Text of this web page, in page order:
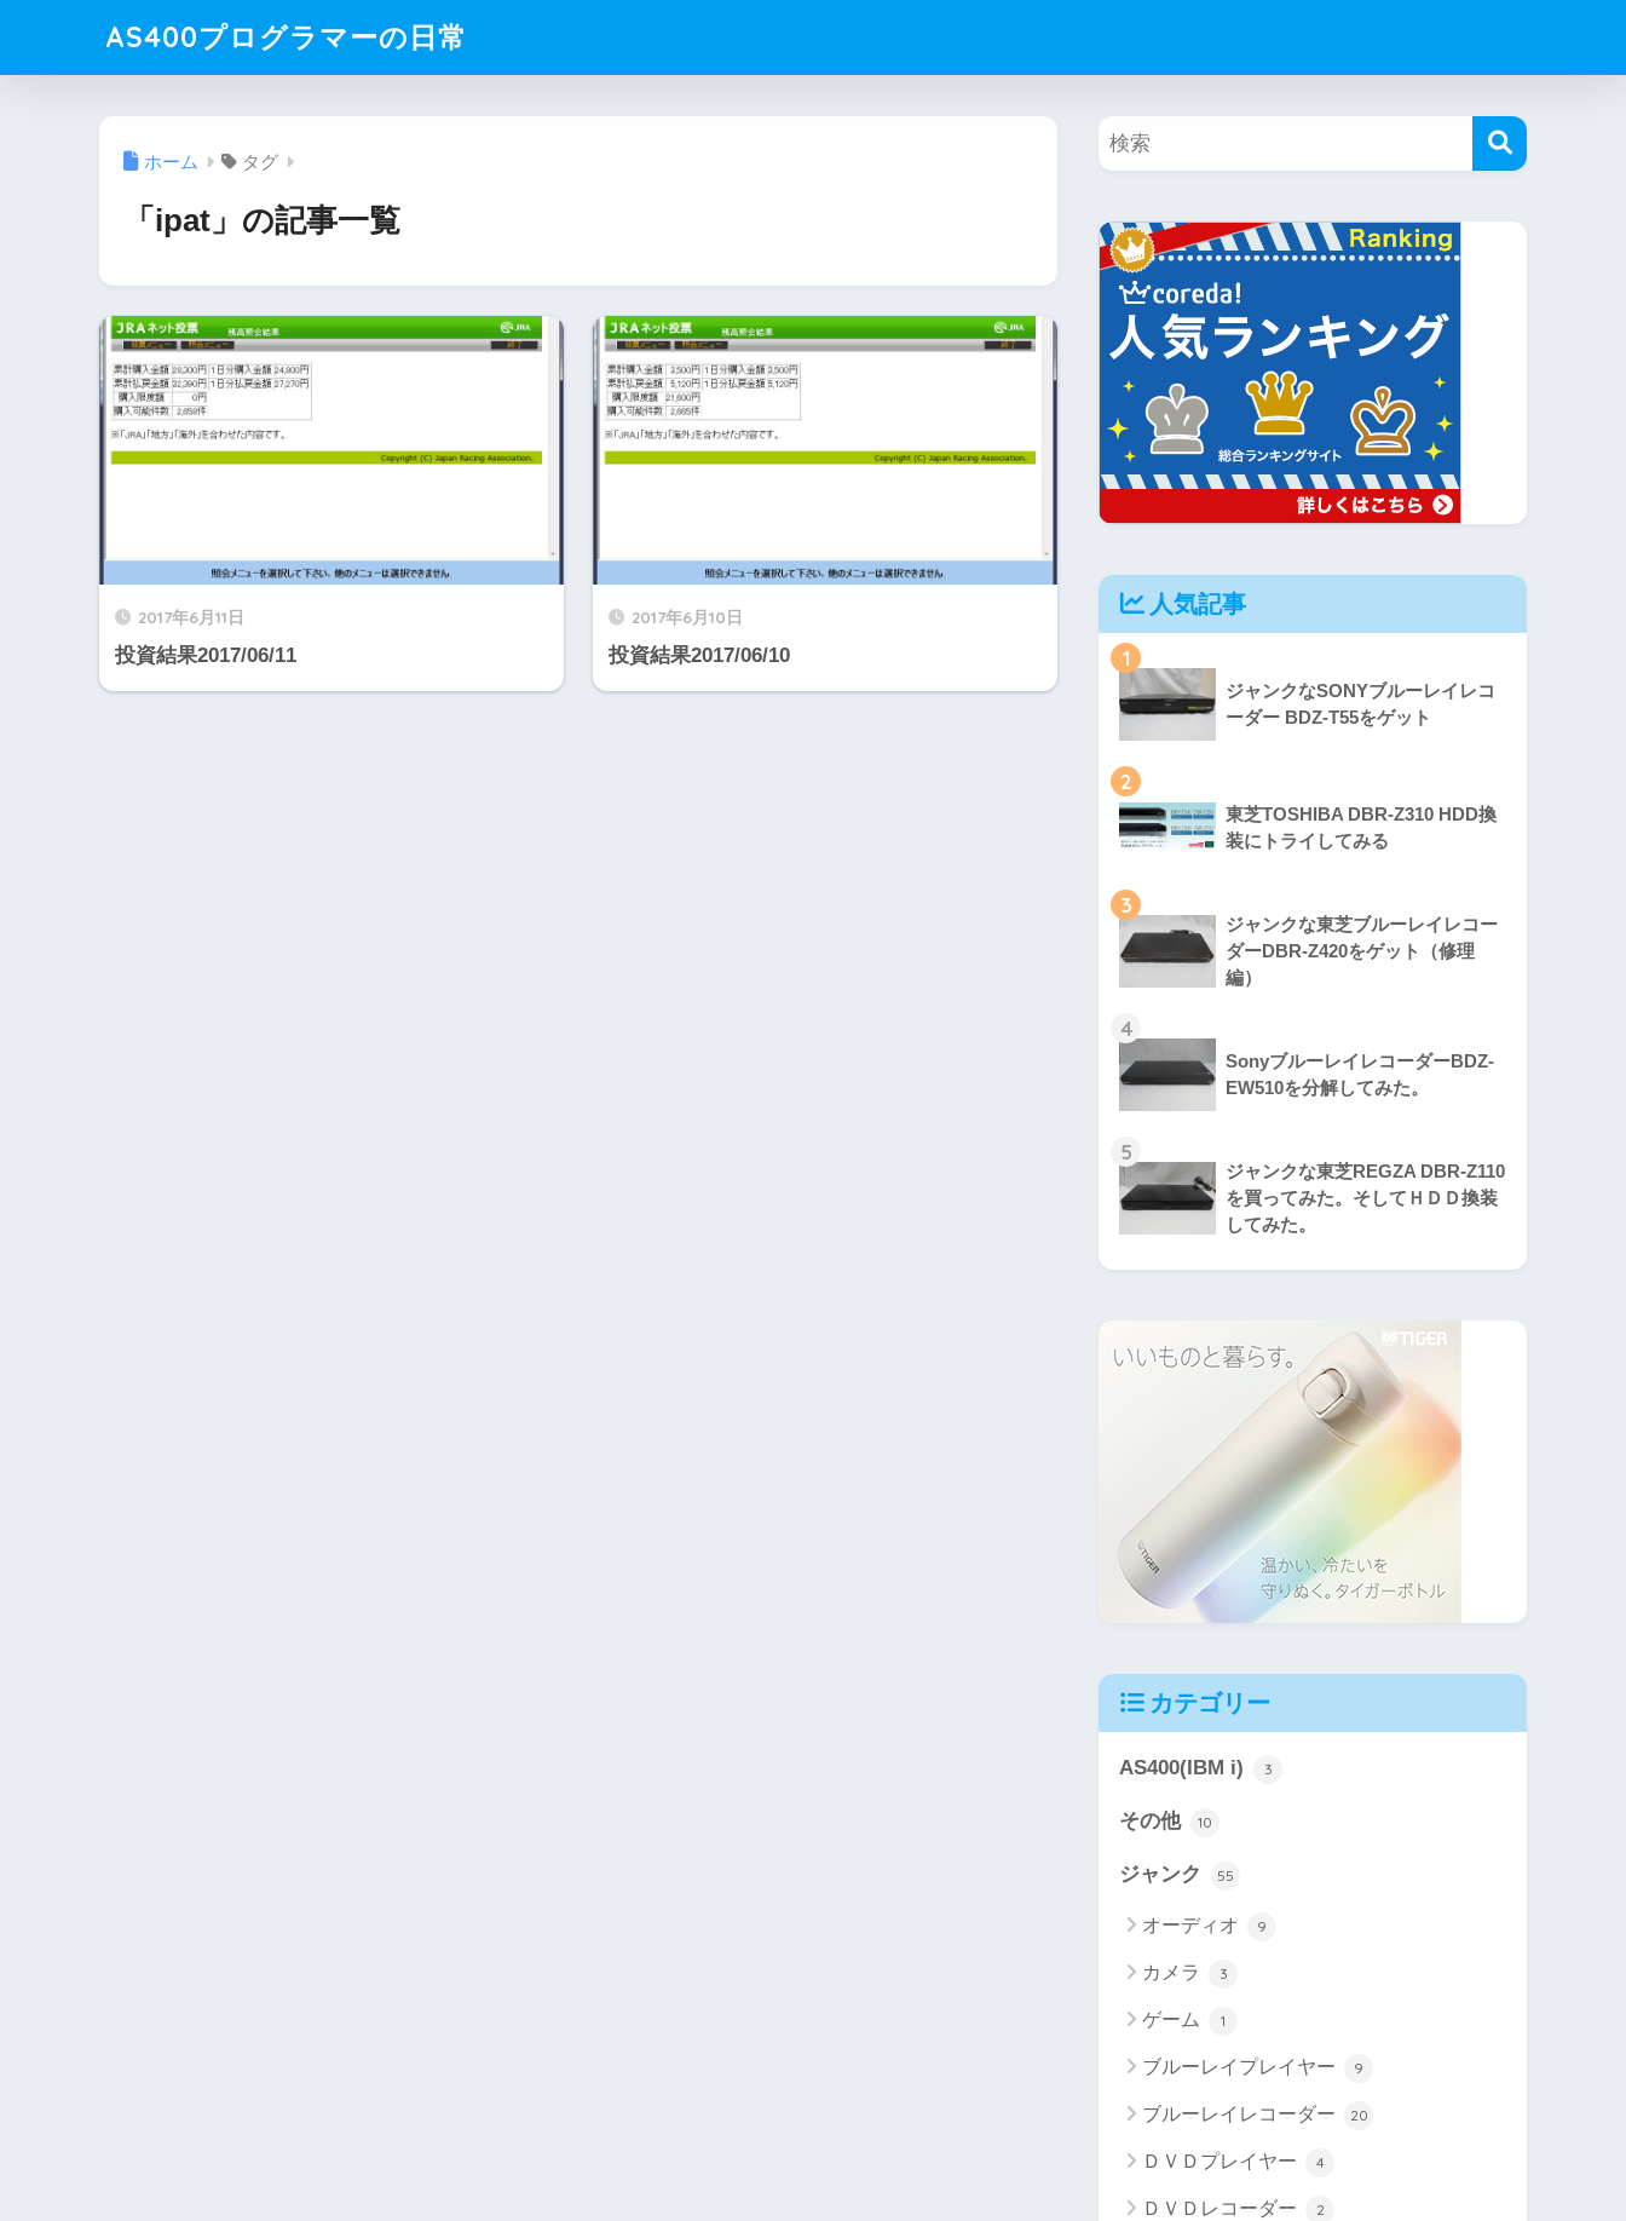
AS400プログラマーの日常
ホーム タグ
「ipat」の記事一覧
2017年6月11日
投資結果2017/06/11
2017年6月10日
投資結果2017/06/10
人気記事
1
ジャンクなSONYブルーレイレコ
ーダー BDZ-T55をゲット
2
東芝TOSHIBA DBR-Z310 HDD換
装にトライしてみる
3
ジャンクな東芝ブルーレイレコー
ダーDBR-Z420をゲット（修理
編）
4
SonyブルーレイレコーダーBDZ-
EW510を分解してみた。
5
ジャンクな東芝REGZA DBR-Z110
を買ってみた。そしてＨＤＤ換装
してみた。
カテゴリー
AS400(IBM i) 3
その他 10
ジャンク 55
オーディオ 9
カメラ 3
ゲーム 1
ブルーレイプレイヤー 9
ブルーレイレコーダー 20
ＤＶＤプレイヤー 4
ＤＶＤレコーダー 2